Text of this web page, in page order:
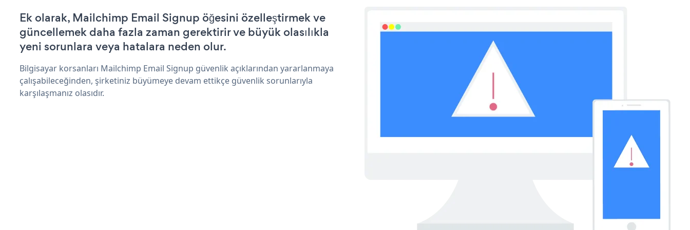
Ek olarak, Mailchimp Email Signup öğesini özelleştirmek ve
güncellemek daha fazla zaman gerektirir ve büyük olasılıkla
yeni sorunlara veya hatalara neden olur.
Bilgisayar korsanları Mailchimp Email Signup güvenlik açıklarından yararlanmaya
çalışabileceğinden, şirketiniz büyümeye devam ettikçe güvenlik sorunlarıyla
karşılaşmanız olasıdır.